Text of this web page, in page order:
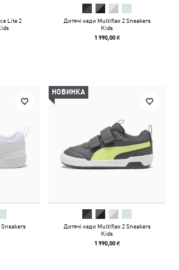
Lite 2
Дитячі кеди Multiflex 2 Sneakers
Kids
1 990,00 ₴
Sneakers
НОВИНКА
Дитячі кеди Multiflex 2 Sneakers
Kids
1 990,00 ₴